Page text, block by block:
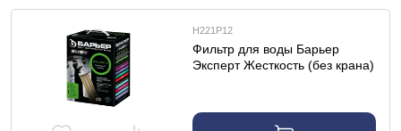
Н221Р12
Фильтр для воды Барьер
Эксперт Жесткость (без крана)